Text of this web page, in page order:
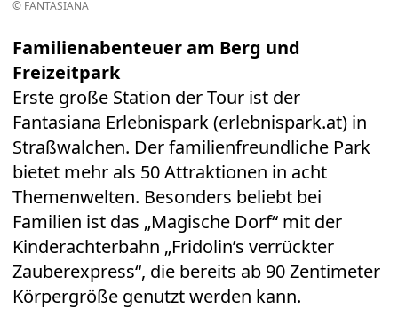
© FANTASIANA
Familienabenteuer am Berg und
Freizeitpark
Erste große Station der Tour ist der
Fantasiana Erlebnispark (erlebnispark.at) in
Straßwalchen. Der familienfreundliche Park
bietet mehr als 50 Attraktionen in acht
Themenwelten. Besonders beliebt bei
Familien ist das „Magische Dorf“ mit der
Kinderachterbahn „Fridolin’s verrückter
Zauberexpress“, die bereits ab 90 Zentimeter
Körpergröße genutzt werden kann.